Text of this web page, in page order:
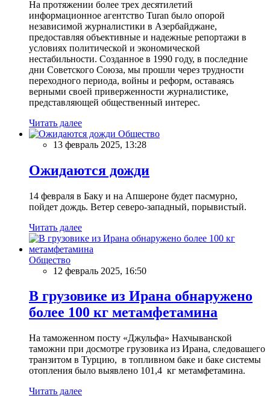
На протяжении более трех десятилетий
информационное агентство Turan было опорой
независимой журналистики в Азербайджане,
предоставляя объективные и надежные репортажи в
условиях политической и экономической
нестабильности. Созданное в 1990 году, в последние
дни Советского Союза, мы прошли через трудности
переходного периода, войны и реформ, оставаясь
верными своей приверженности журналистике,
представляющей общественный интерес.
Читать далее
Общество
13 февраль 2025, 13:28
Ожидаются дожди
14 февраля в Баку и на Апшероне будет пасмурно,
пойдет дождь. Ветер северо-западный, порывистый.
Читать далее
Общество
12 февраль 2025, 16:50
В грузовике из Ирана обнаружено
более 100 кг метамфетамина
На таможенном посту «Джульфа» Нахчыванской
таможни при досмотре грузовика из Ирана, следовашего
транзитом в Турцию, в топливном баке и баке системы
отопления было выявлено 101,4 кг метамфетамина.
Читать далее